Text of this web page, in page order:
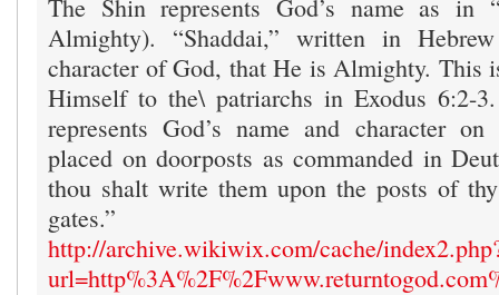
The Shin represents God’s name as in
Almighty). “Shaddai,” written in
character of God, that He is Almighty. This
Himself to the\ patriarchs in Exodus 6:2-
represents God’s name and character
placed on doorposts as commanded in
thou shalt write them upon the posts of
gates.”
http://archive.wikiwix.com/cache/